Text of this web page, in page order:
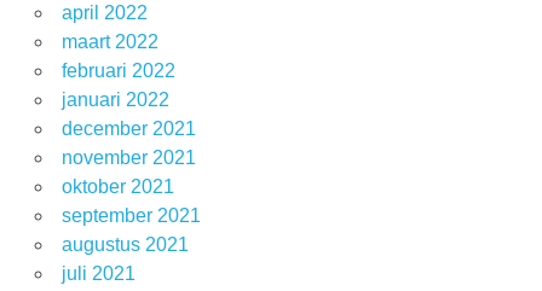
april 2022
maart 2022
februari 2022
januari 2022
december 2021
november 2021
oktober 2021
september 2021
augustus 2021
juli 2021